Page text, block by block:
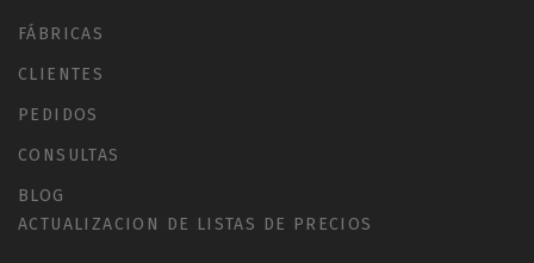
FÁBRICAS
CLIENTES
PEDIDOS
CONSULTAS
BLOG
ACTUALIZACION DE LISTAS DE PRECIOS